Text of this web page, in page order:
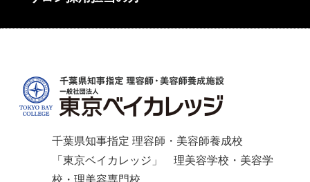
千葉県知事指定 理容師・美容師養成校
「東京ベイカレッジ」 理美容学校・美容学
校・理美容専門校